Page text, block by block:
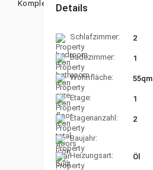
Komplett möbliert
Details
Schlafzimmer: 2
Badezimmer: 1
Wohnfläche: 55qm
Etage: 1
Etagenanzahl: 2
Baujahr:
Heizungsart:
Öl